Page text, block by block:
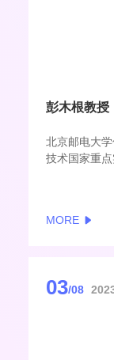
北京邮电大
技术国家重
他的团队进行
MORE
03/08